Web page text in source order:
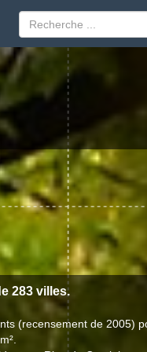
283 villes.
(recensement de 2005)